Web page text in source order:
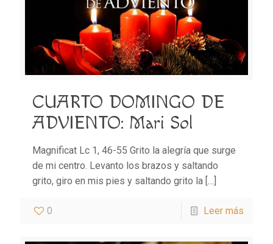
CUARTO DOMINGO DE
ADVIENTO: Mari Sol
Magnificat Lc 1, 46-55 Grito la alegría que surge
de mi centro. Levanto los brazos y saltando
grito, giro en mis pies y saltando grito la […]
0 Leer más